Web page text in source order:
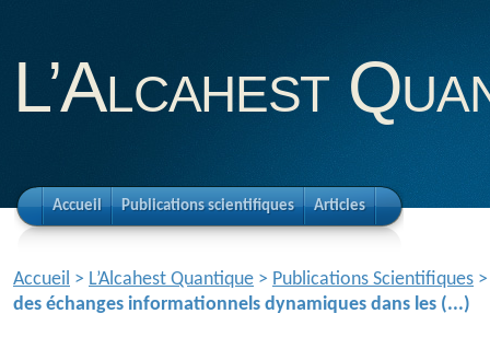
L’Alcahest
Accueil Publications scientifiques Articles
Accueil > L’Alcahest Quantique > Publications Scientifiques
des échanges informationnels dynamiques dans les (...)